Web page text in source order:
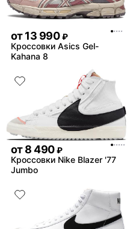
от13 990 ₽
Кроссовки Asics Gel-
Kahana 8
от8 490 ₽
Кроссовки Nike Blazer '77
Jumbo